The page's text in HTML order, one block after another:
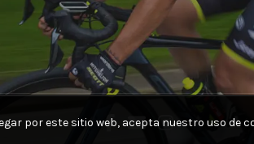
por este sitio web, acepta nuestro uso de